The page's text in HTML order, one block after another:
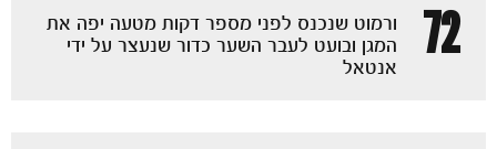
72
ורמוט שנכנס לפני מספר דקות מטעה יפה את
המגן ובועט לעבר השער כדור שנעצר על ידי
אנטאל